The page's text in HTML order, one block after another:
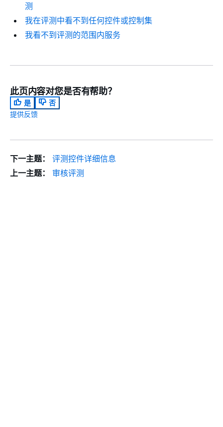
测
我在评测中看不到任何控件或控制集
我看不到评测的范围内服务
此页内容对您是否有帮助？
是
否
提供反馈
下一主题：
评测控件详细信息
上一主题：
审核评测